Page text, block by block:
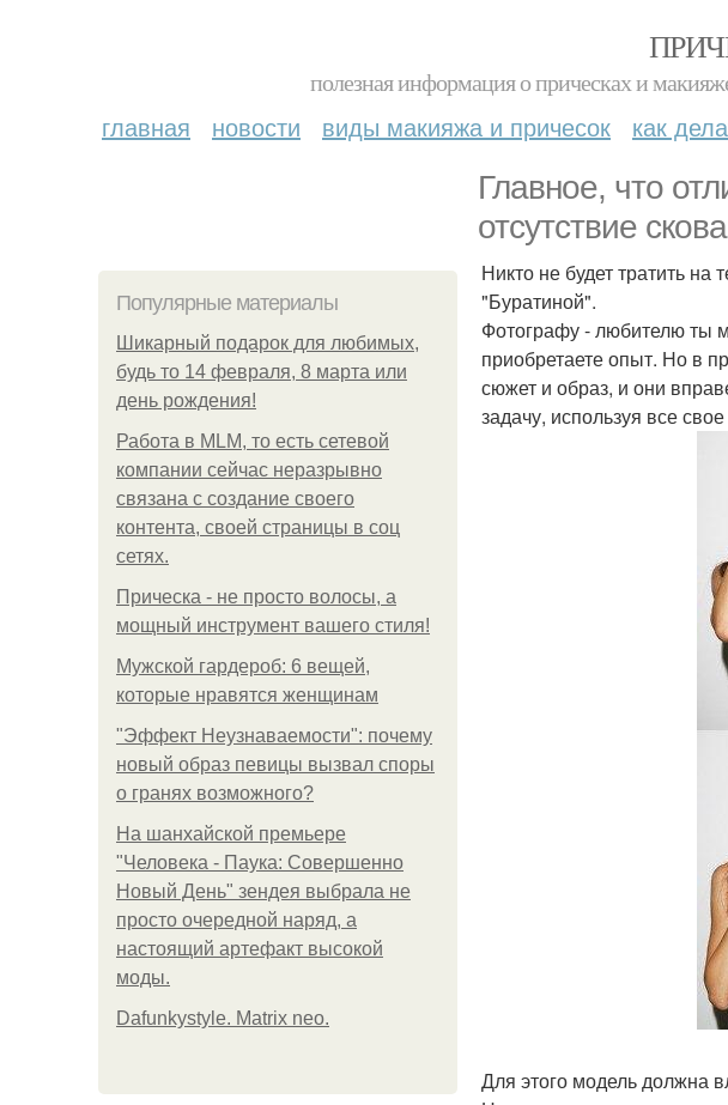
полезная информация о прическах и
главная новости виды макияжа и причесок как
Главное, что
отсутствие
Популярные материалы
Шикарный подарок для любимых,
будь то 14 февраля, 8 марта или
день рождения!
Работа в MLM, то есть сетевой
компании сейчас неразрывно
связана с создание своего
контента, своей страницы в соц
сетях.
Прическа - не просто волосы, а
мощный инструмент вашего стиля!
Мужской гардероб: 6 вещей,
которые нравятся женщинам
"Эффект Неузнаваемости": почему
новый образ певицы вызвал споры
о гранях возможного?
На шанхайской премьере
"Человека - Паука: Совершенно
Новый День" зендея выбрала не
просто очередной наряд, а
настоящий артефакт высокой
моды.
Dafunkystyle. Matrix neo.
Никто не будет тратить
"Буратиной".
Фотографу - любителю ты
приобретаете опыт. Но в
сюжет и образ, и они
задачу, используя все
Для этого модель должна